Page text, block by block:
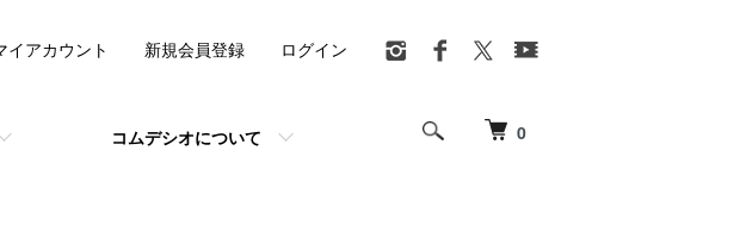
0
コムデシオについて
イアカウント 新規会員登録 ログイン